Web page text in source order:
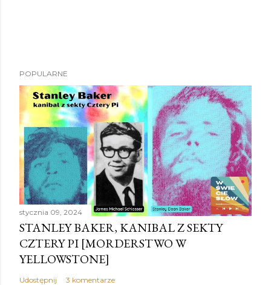
POPULARNE
stycznia 09, 2024
STANLEY BAKER, KANIBAL Z SEKTY
CZTERY PI [MORDERSTWO W
YELLOWSTONE]
Udostępnij 3 komentarze